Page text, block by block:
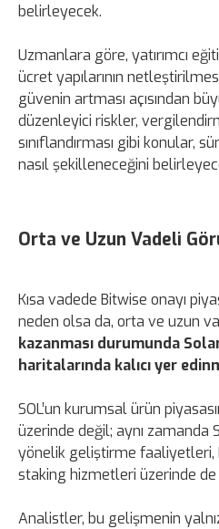
belirleyecek.
Uzmanlara göre, yatırımcı
ücret yapılarının
güvenin artması açısından
düzenleyici riskler,
sınıflandırması gibi konular,
nasıl şekilleneceğini
Orta ve Uzun Vadeli
Kısa vadede Bitwise onayı
neden olsa da, orta ve uzun
kazanması durumunda
haritalarında kalıcı yer
SOL’un kurumsal ürün
üzerinde değil; aynı zamanda
yönelik geliştirme faaliyetleri,
staking hizmetleri üzerinde
Analistler, bu gelişmenin